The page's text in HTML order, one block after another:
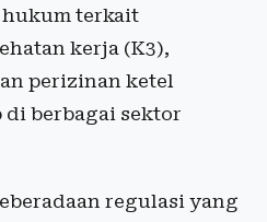
hukum terkait
kerja (K3),
perizinan ketel
di berbagai sektor
regulasi yang